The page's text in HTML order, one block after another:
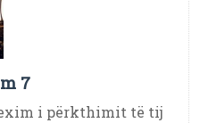
7
i përkthimit të tij